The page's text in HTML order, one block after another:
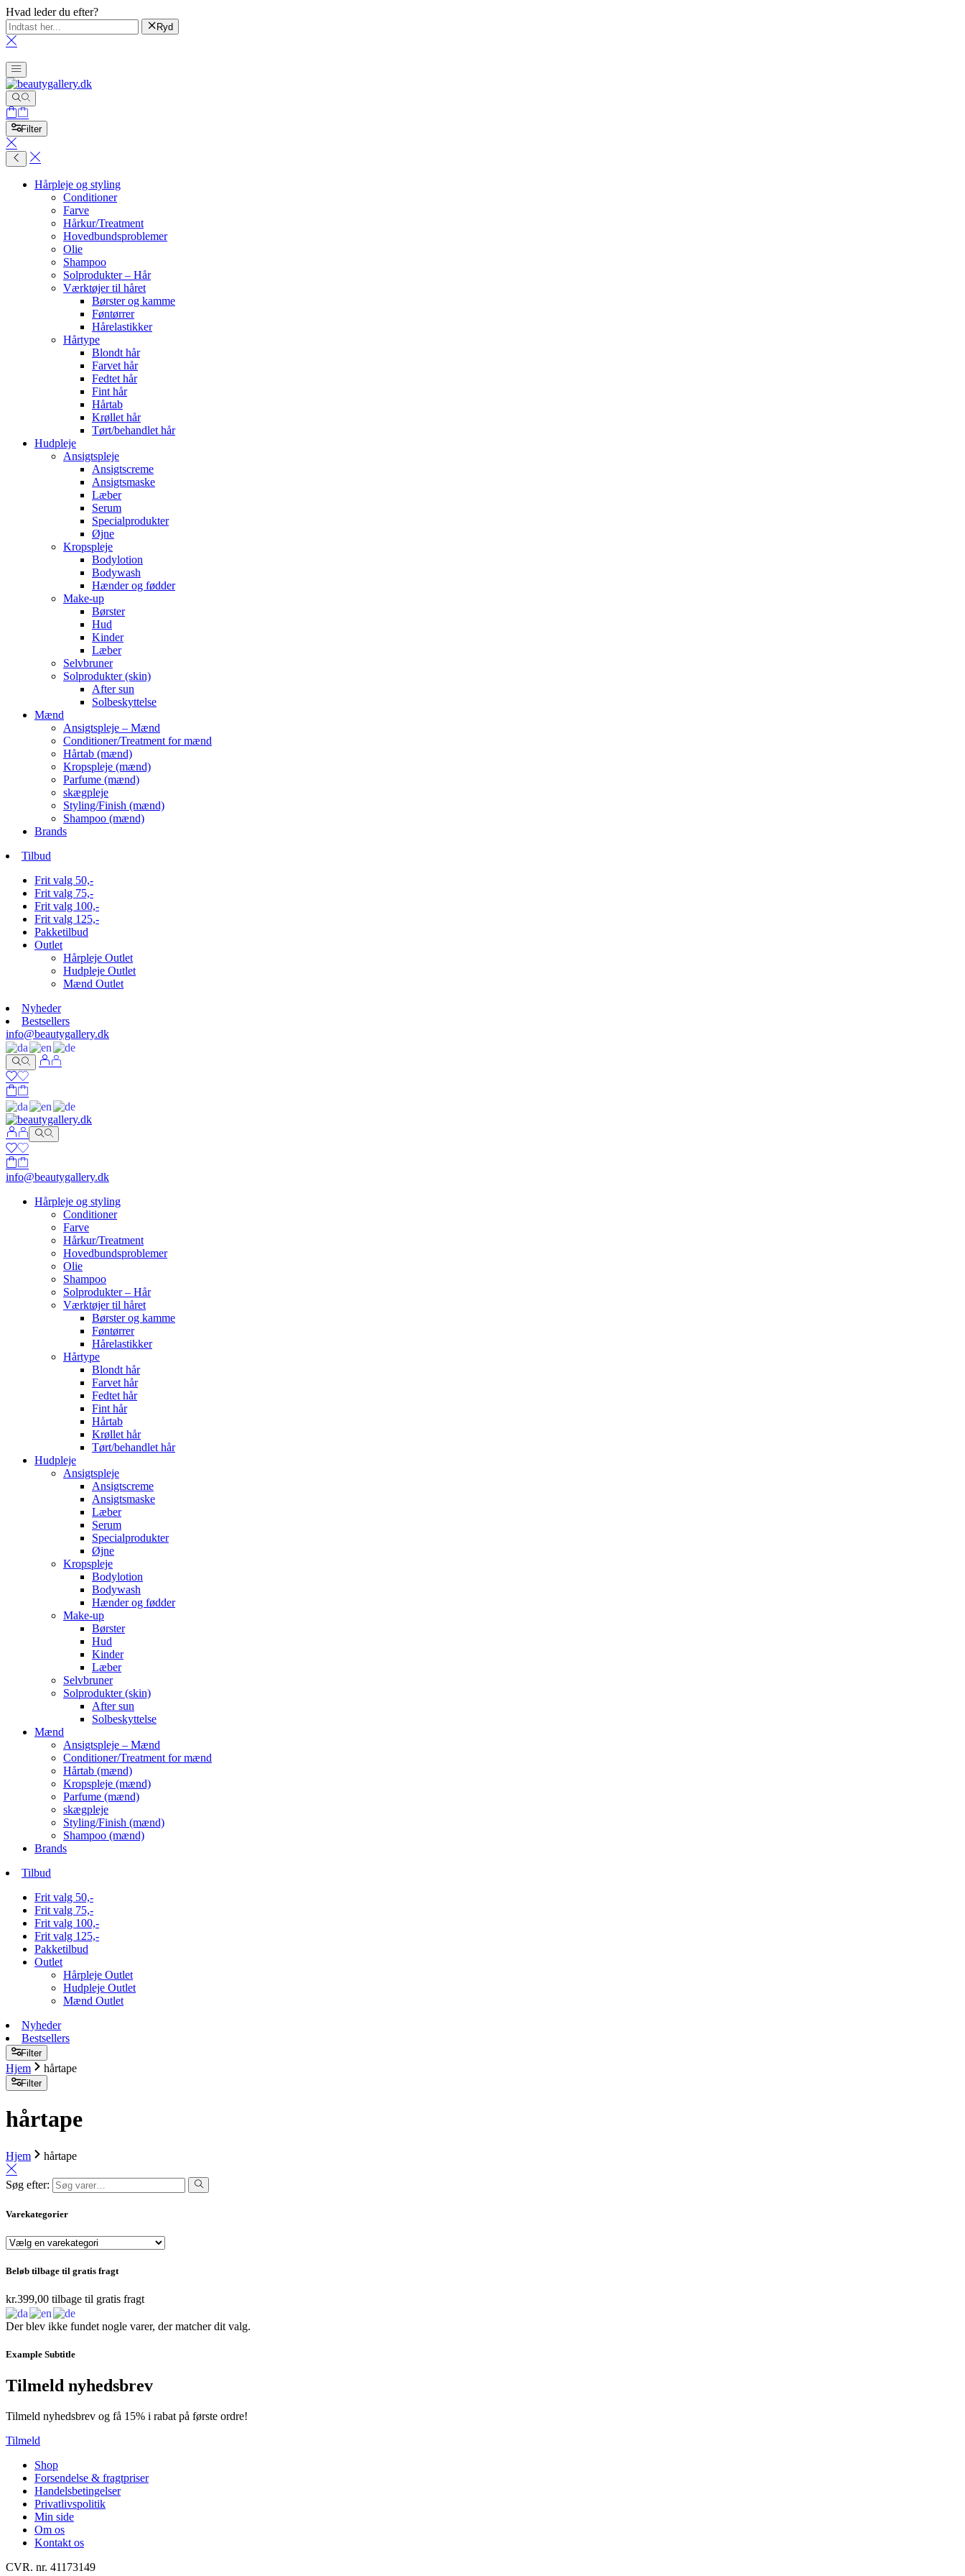
Hvad leder du efter?
Ryd
Filter
Hårpleje og styling
Conditioner
Farve
Hårkur/Treatment
Hovedbundsproblemer
Olie
Shampoo
Solprodukter – Hår
Værktøjer til håret
Børster og kamme
Føntørrer
Hårelastikker
Hårtype
Blondt hår
Farvet hår
Fedtet hår
Fint hår
Hårtab
Krøllet hår
Tørt/behandlet hår
Hudpleje
Ansigtspleje
Ansigtscreme
Ansigtsmaske
Læber
Serum
Specialprodukter
Øjne
Kropspleje
Bodylotion
Bodywash
Hænder og fødder
Make-up
Børster
Hud
Kinder
Læber
Selvbruner
Solprodukter (skin)
After sun
Solbeskyttelse
Mænd
Ansigtspleje – Mænd
Conditioner/Treatment for mænd
Hårtab (mænd)
Kropspleje (mænd)
Parfume (mænd)
skægpleje
Styling/Finish (mænd)
Shampoo (mænd)
Brands
Tilbud
Frit valg 50,-
Frit valg 75,-
Frit valg 100,-
Frit valg 125,-
Pakketilbud
Outlet
Hårpleje Outlet
Hudpleje Outlet
Mænd Outlet
Nyheder
Bestsellers
info@beautygallery.dk
info@beautygallery.dk
Hårpleje og styling
Conditioner
Farve
Hårkur/Treatment
Hovedbundsproblemer
Olie
Shampoo
Solprodukter – Hår
Værktøjer til håret
Børster og kamme
Føntørrer
Hårelastikker
Hårtype
Blondt hår
Farvet hår
Fedtet hår
Fint hår
Hårtab
Krøllet hår
Tørt/behandlet hår
Hudpleje
Ansigtspleje
Ansigtscreme
Ansigtsmaske
Læber
Serum
Specialprodukter
Øjne
Kropspleje
Bodylotion
Bodywash
Hænder og fødder
Make-up
Børster
Hud
Kinder
Læber
Selvbruner
Solprodukter (skin)
After sun
Solbeskyttelse
Mænd
Ansigtspleje – Mænd
Conditioner/Treatment for mænd
Hårtab (mænd)
Kropspleje (mænd)
Parfume (mænd)
skægpleje
Styling/Finish (mænd)
Shampoo (mænd)
Brands
Tilbud
Frit valg 50,-
Frit valg 75,-
Frit valg 100,-
Frit valg 125,-
Pakketilbud
Outlet
Hårpleje Outlet
Hudpleje Outlet
Mænd Outlet
Nyheder
Bestsellers
Filter
Hjem hårtape
Filter
hårtape
Hjem hårtape
Søg efter:
Varekategorier
Beløb tilbage til gratis fragt
kr.399,00 tilbage til gratis fragt
Der blev ikke fundet nogle varer, der matcher dit valg.
Example Subtitle
Tilmeld nyhedsbrev
Tilmeld nyhedsbrev og få 15% i rabat på første ordre!
Tilmeld
Shop
Forsendelse & fragtpriser
Handelsbetingelser
Privatlivspolitik
Min side
Om os
Kontakt os
CVR. nr. 41173149